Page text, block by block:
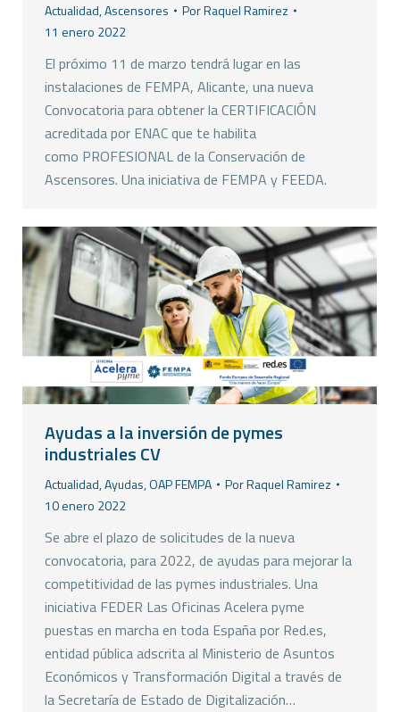
Actualidad,Ascensores PorRaquel Ramirez
11 enero 2022
El próximo 11 de marzo tendrá lugar en las
instalaciones de FEMPA, Alicante, una nueva
Convocatoria para obtener la CERTIFICACIÓN
acreditada por ENAC que te habilita
como PROFESIONAL de la Conservación de
Ascensores. Una iniciativa de FEMPA y FEEDA.
Ayudas a la inversión de pymes
industriales CV
Actualidad,Ayudas,OAP FEMPA PorRaquel Ramirez
10 enero 2022
Se abre el plazo de solicitudes de la nueva
convocatoria, para 2022, de ayudas para mejorar la
competitividad de las pymes industriales. Una
iniciativa FEDER Las Oficinas Acelera pyme
puestas en marcha en toda España por Red.es,
entidad pública adscrita al Ministerio de Asuntos
Económicos y Transformación Digital a través de
la Secretaría de Estado de Digitalización…